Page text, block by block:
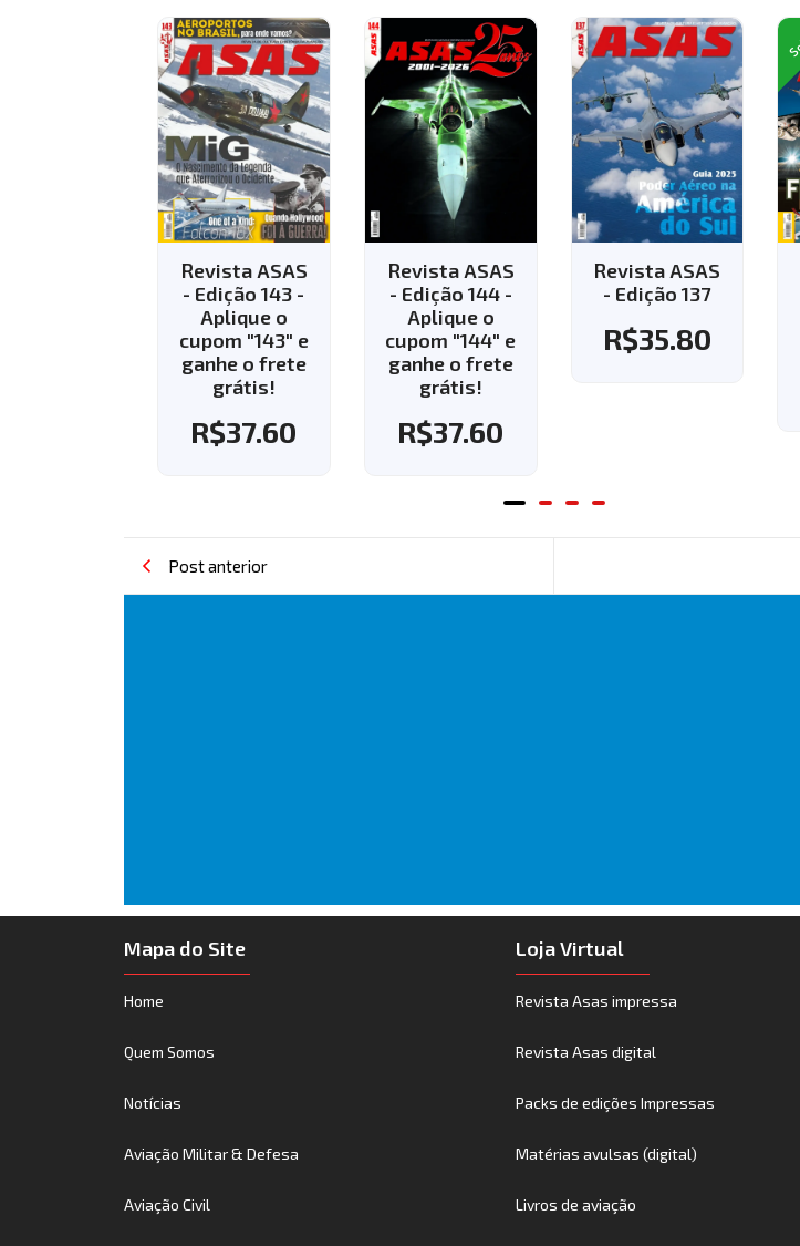
Revista ASAS
- Edição 144 -
Aplique o
cupom "144" e
ganhe o frete
grátis!
R$37.60
Revista ASAS
- Edição 137
R$35.80
Sale!
Revista ASAS
- Edição 118
R$26.70
Post anterior
Mapa do Site
Home
Quem Somos
Notícias
Aviação Militar & Defesa
Aviação Civil
Loja Virtual
Revista Asas impressa
Revista Asas digital
Packs de edições Impressas
Matérias avulsas (digital)
Livros de aviação